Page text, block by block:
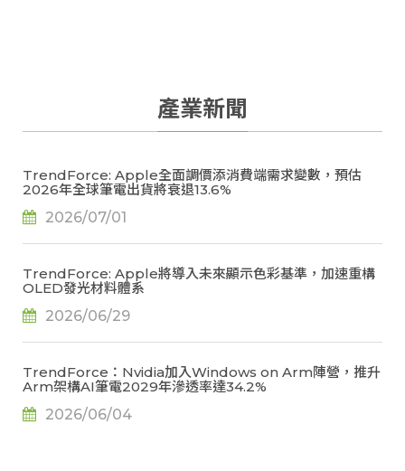
產業新聞
TrendForce: Apple全面調價添消費端需求變數，預估
2026年全球筆電出貨將衰退13.6%
2026/07/01
TrendForce: Apple將導入未來顯示色彩基準，加速重構
OLED發光材料體系
2026/06/29
TrendForce：Nvidia加入Windows on Arm陣營，推升
Arm架構AI筆電2029年滲透率達34.2%
2026/06/04